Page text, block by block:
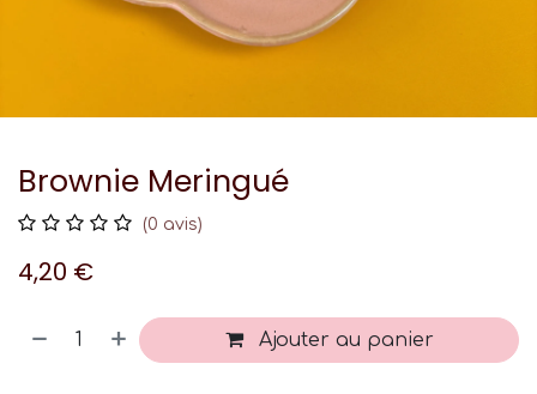
Brownie Meringué
(0 avis)
4,20 €
Ajouter au panier